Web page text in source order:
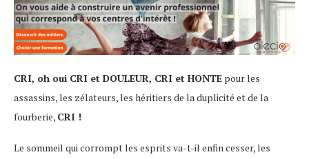
CRI, oh oui CRI et DOULEUR, CRI et HONTE pour les
assassins, les zélateurs, les héritiers de la duplicité et de la
fourberie, CRI !
Le sommeil qui corrompt les esprits va-t-il enfin cesser, les